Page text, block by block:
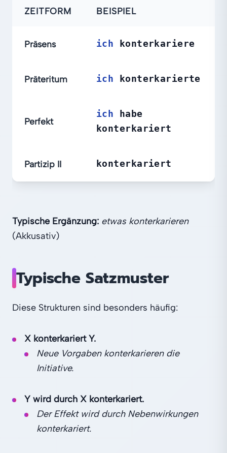
ZEITFORM BEISPIEL
Präsens ich konterkariere
Präteritum ich konterkarierte
Perfekt
ich
habe
konterkariert
Partizip II konterkariert
Typische Ergänzung: etwas konterkarieren
(Akkusativ)
Typische Satzmuster
Diese Strukturen sind besonders häufig:
X konterkariert Y.
Neue Vorgaben konterkarieren die
Initiative.
Y wird durch X konterkariert.
Der Effekt wird durch Nebenwirkungen
konterkariert.